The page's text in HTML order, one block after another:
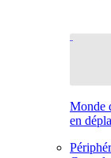
Monde
en